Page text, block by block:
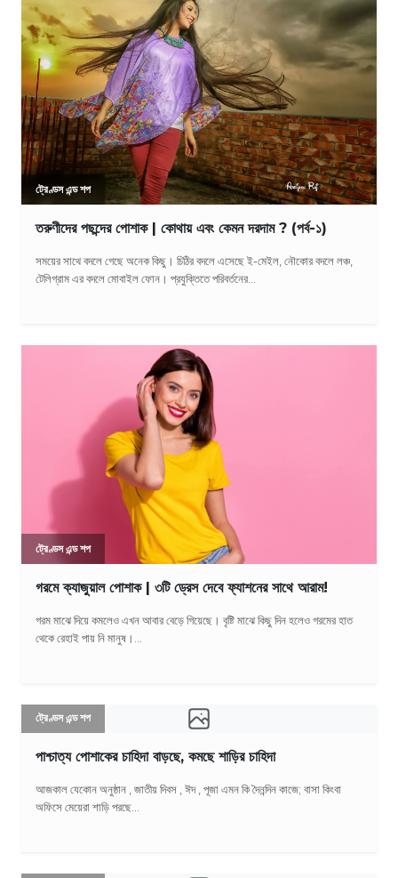
ট্রেণ্ডস এন্ড শপ
তরুণীদের পছন্দের পোশাক | কোথায় এবং কেমন দরদাম ? (পর্ব-১)
সময়ের সাথে বদলে গেছে অনেক কিছু। চিঠির বদলে এসেছে ই-মেইল, নৌকোর বদলে লঞ্চ,
টেলিগ্রাম এর বদলে মোবাইল ফোন। প্রযুক্তিতে পরিবর্তনের...
ট্রেণ্ডস এন্ড শপ
গরমে ক্যাজুয়াল পোশাক | ৩টি ড্রেস দেবে ফ্যাশনের সাথে আরাম!
গরম মাঝে দিয়ে কমলেও এখন আবার বেড়ে গিয়েছে। বৃষ্টি মাঝে কিছু দিন হলেও গরমের হাত
থেকে রেহাই পায় নি মানুষ।...
ট্রেণ্ডস এন্ড শপ
পাশ্চাত্য পোশাকের চাহিদা বাড়ছে, কমছে শাড়ির চাহিদা
আজকাল যেকোন অনুষ্ঠান , জাতীয় দিবস , ঈদ , পূজা এমন কি দৈনন্দিন কাজে; বাসা কিংবা
অফিসে মেয়েরা শাড়ি পরছে...